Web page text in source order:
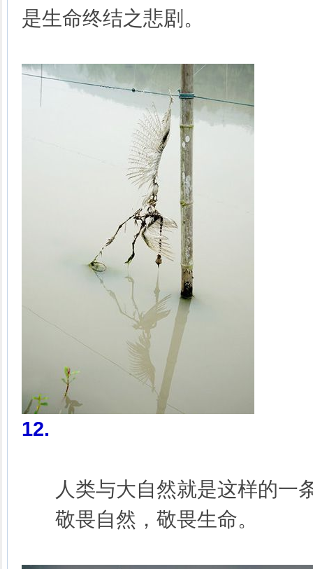
是生命终结之悲剧。
12.
人类与大自然就是这样的一
敬畏自然，敬畏生命。